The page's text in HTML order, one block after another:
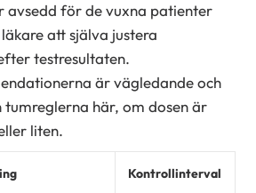
avsedd för de vuxna patienter
att själva justera
testresultaten.
är vägledande och
här, om dosen är
liten.
Kontrollinterval